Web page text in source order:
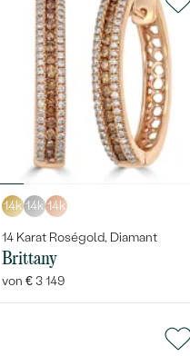
14k 14k 14k
14 Karat Roségold, Diamant
Brittany
von € 3 149